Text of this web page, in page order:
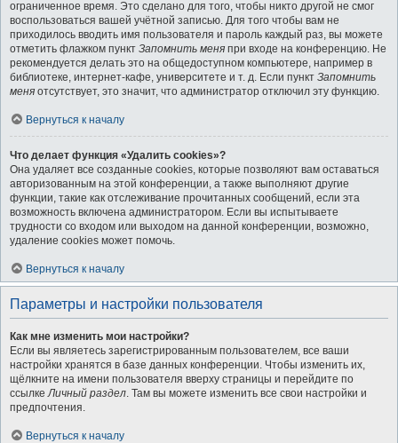
ограниченное время. Это сделано для того, чтобы никто другой не смог
воспользоваться вашей учётной записью. Для того чтобы вам не
приходилось вводить имя пользователя и пароль каждый раз, вы можете
отметить флажком пункт Запомнить меня при входе на конференцию. Не
рекомендуется делать это на общедоступном компьютере, например в
библиотеке, интернет-кафе, университете и т. д. Если пункт Запомнить
меня отсутствует, это значит, что администратор отключил эту функцию.
Вернуться к началу
Что делает функция «Удалить cookies»?
Она удаляет все созданные cookies, которые позволяют вам оставаться
авторизованным на этой конференции, а также выполняют другие
функции, такие как отслеживание прочитанных сообщений, если эта
возможность включена администратором. Если вы испытываете
трудности со входом или выходом на данной конференции, возможно,
удаление cookies может помочь.
Вернуться к началу
Параметры и настройки пользователя
Как мне изменить мои настройки?
Если вы являетесь зарегистрированным пользователем, все ваши
настройки хранятся в базе данных конференции. Чтобы изменить их,
щёлкните на имени пользователя вверху страницы и перейдите по
ссылкеЛичный раздел. Там вы можете изменить все свои настройки и
предпочтения.
Вернуться к началу